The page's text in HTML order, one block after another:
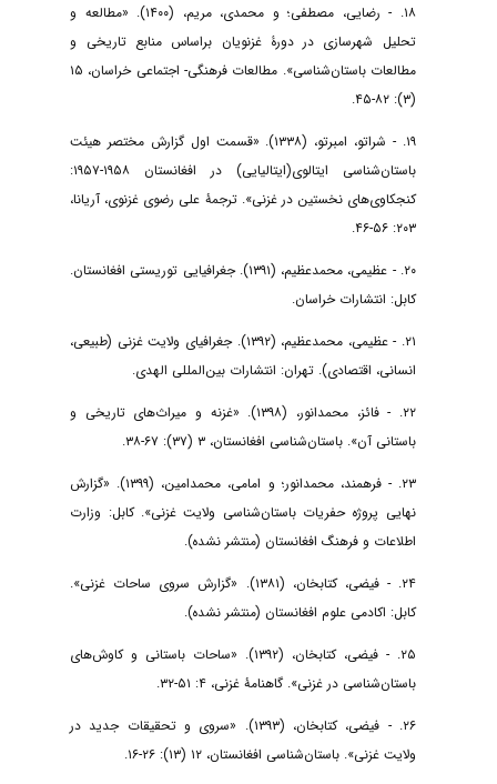
۱۸. - رضایی، مصطفی؛ و محمدی، مریم، (۱۴۰۰). «مطالعه و
تحلیل شهرسازی در دورۀ غزنویان براساس منابع تاریخی و
مطالعات باستان‌شناسی». مطالعات فرهنگی- اجتماعی خراسان، ۱۵
۱۹. - شراتو، امبرتو، (۱۳۳۸). «قسمت اول گزارش مختصر هیئت
باستان‌شناسی ایتالوی(ایتالیایی) در افغانستان ۱۹۵۸-۱۹۵۷:
کنجکاوی‌های نخستین در غزنی». ترجمۀ علی رضوی غزنوی، آریانا،
۲۰۳: ۵۶-۴۶.
۲۰. - عظیمی، محمدعظیم، (۱۳۹۱). جغرافیایی توریستی افغانستان.
کابل: انتشارات خراسان.
۲۱. - عظیمی، محمدعظیم، (۱۳۹۲). جغرافیای ولایت غزنی (طبیعی،
انسانی، اقتصادی). تهران: انتشارات بین‌المللی الهدی.
۲۲. - فائز، محمدانور، (۱۳۹۸). «غزنه و میراث‌های تاریخی و
باستانی آن». باستان‌شناسی افغانستان، ۳ (۳۷): ۶۷-۳۸.
۲۳. - فرهمند، محمدانور؛ و امامی، محمدامین، (۱۳۹۹). «گزارش
نهایی پروژه حفریات باستان‌شناسی ولایت غزنی». کابل: وزارت
اطلاعات و فرهنگ افغانستان (منتشر نشده).
۲۴. - فیضی، کتابخان، (۱۳۸۱). «گزارش سروی ساحات غزنی».
کابل: اکادمی علوم افغانستان (منتشر نشده).
۲۵. - فیضی، کتابخان، (۱۳۹۲). «ساحات باستانی و کاوش‌های
باستان‌شناسی در غزنی». گاهنامۀ غزنی، ۴: ۵۱-۳۲.
۲۶. - فیضی، کتابخان، (۱۳۹۳). «سروی و تحقیقات جدید در
ولایت غزنی». باستان‌شناسی افغانستان، ۱۲ (۱۳): ۲۶-۱۶.